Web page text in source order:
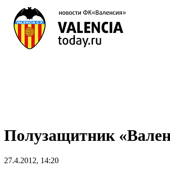
Полузащитник
27.4.2012, 14:20